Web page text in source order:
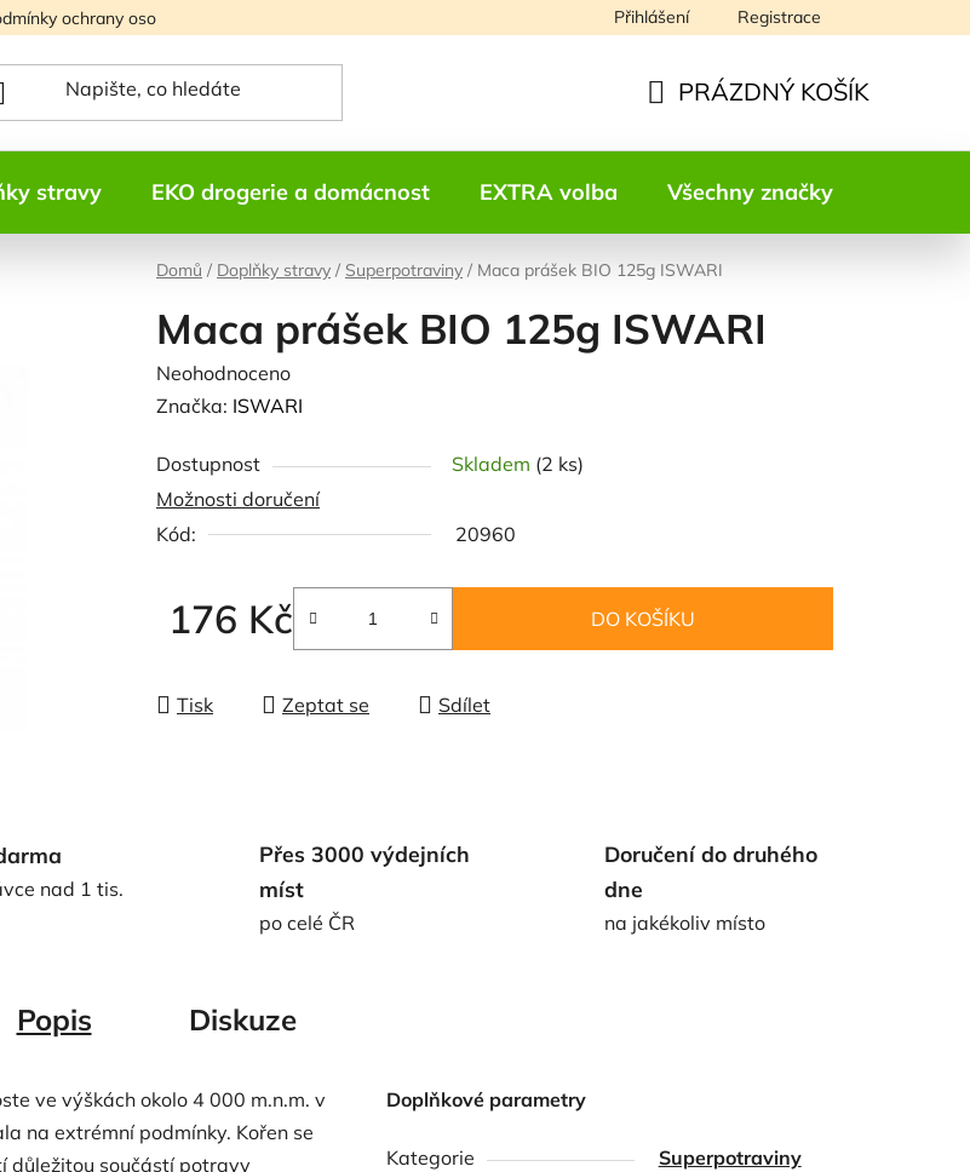
ochrany osobních údajů Přihlášení Registrace
KOŠÍK
PRÁZDNÝ KOŠÍK
stravy EKO drogerie a domácnost EXTRA volba Všechny značky
Domů / Doplňky stravy / Superpotraviny / Maca prášek BIO 125g ISWARI
Maca prášek BIO 125g ISWARI
Průměrné
hodnocení
je
0,0
z
hvězdiček.
Neohodnoceno
Značka: ISWARI
Dostupnost Skladem (2 ks)
Možnosti doručení
Kód:
20960
176 Kč DO KOŠÍKU
Tisk Zeptat se Sdílet
nad 1 tis.
Přes 3000 výdejních
míst
po celé ČR
Doručení do druhého
dne
na jakékoliv místo
Popis Diskuze
ve výškách okolo 4 000 m.n.m. v
na extrémní podmínky. Kořen se
důležitou součástí potravy
Doplňkové parametry
Kategorie
Superpotraviny